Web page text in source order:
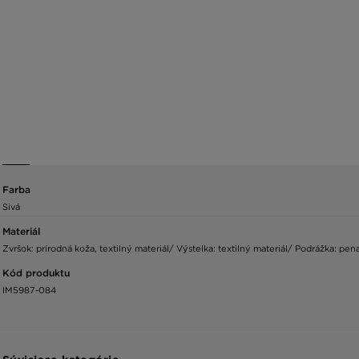
Farba
Sivá
Materiál
Zvršok: prírodná koža, textilný materiál/ Výstelka: textilný materiál/ Podrážka:
Kód produktu
IM5987-084